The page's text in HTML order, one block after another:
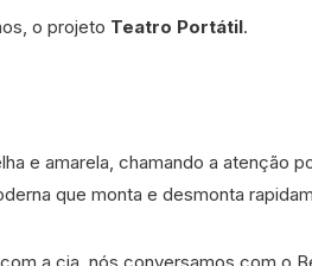
o projeto Teatro Portátil.
e amarela, chamando a atenção
que monta e desmonta